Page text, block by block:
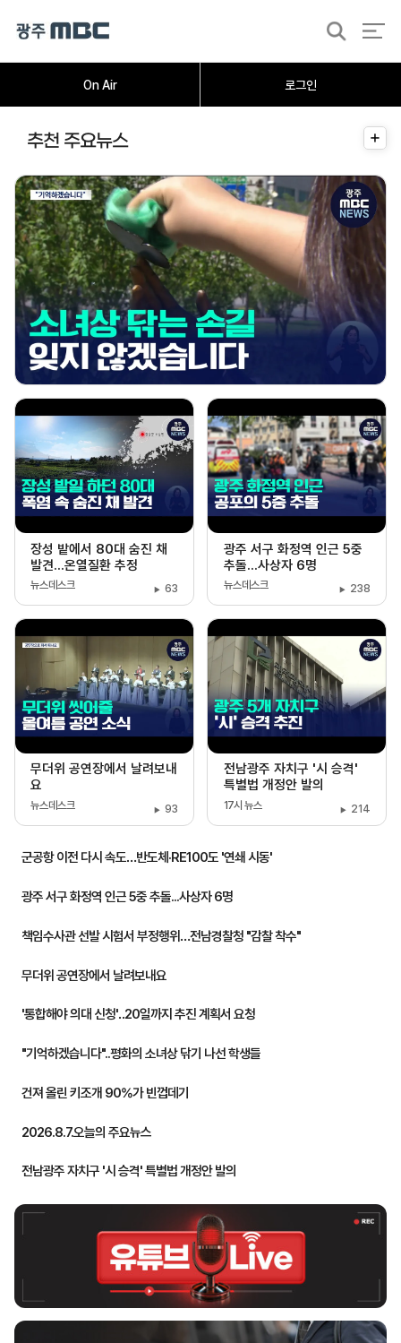
On Air 로그인
검
추천 주요뉴스
장성 밭에서 80대 숨진 채
발견...온열질환 추정
뉴스데스크 63
광주 서구 화정역 인근 5중
추돌...사상자 6명
뉴스데스크 238
무더위 공연장에서 날려보내
요
뉴스데스크 93
전남광주 자치구 '시 승격'
특별법 개정안 발의
17시 뉴스 214
군공항 이전 다시 속도…반도체·RE100도 '연쇄 시동'
광주 서구 화정역 인근 5중 추돌...사상자 6명
책임수사관 선발 시험서 부정행위…전남경찰청 "감찰 착수"
무더위 공연장에서 날려보내요
'통합해야 의대 신청'‥20일까지 추진 계획서 요청
"기억하겠습니다"..평화의 소녀상 닦기 나선 학생들
건져 올린 키조개 90%가 빈껍데기
2026.8.7.오늘의 주요뉴스
전남광주 자치구 '시 승격' 특별법 개정안 발의
더
기